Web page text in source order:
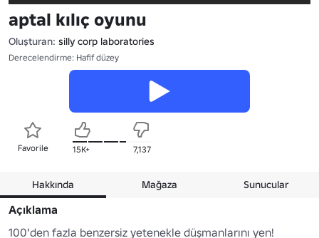
aptal kılıç oyunu
Oluşturan: silly corp laboratories
Derecelendirme: Hafif düzey
Favorile 15K+ 7,137
Hakkında Mağaza Sunucular
Açıklama
100'den fazla benzersiz yetenekle düşmanlarını yen!